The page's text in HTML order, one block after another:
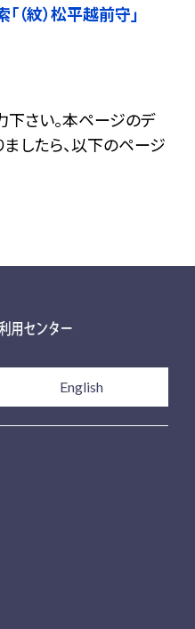
（紋）松平越前守」
さい。本ページのデ
したら、以下のページ
English